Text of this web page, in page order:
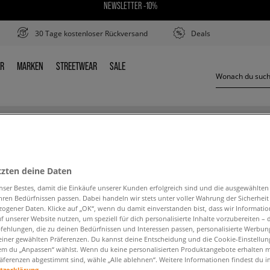
NEWSLETTER -10%
30 Tage kostenloser Rückversand Deals
MARKEN
MARKEN STREETWEAR
STREETWEAR SALE
SALE
den Suchbegriff. Versuche, weniger Filter zu
ZURÜCK ZUM SHOP
deine Daten
Bestes, damit die Einkäufe unserer Kunden erfolgreich sind und die
Bedürfnissen passen. Dabei handeln wir stets unter voller Wahrung der
Daten. Klicke auf „OK“, wenn du damit einverstanden bist, dass wir
unserer Website nutzen, um speziell für dich personalisierte Inhalte vorzubereiten –
die zu deinen Bedürfnissen und Interessen passen, personalisierte
gewählten Präferenzen. Du kannst deine Entscheidung und die Cookie-
du „Anpassen“ wählst. Wenn du keine personalisierten Produktangebote erhalten
abgestimmt sind, wähle „Alle ablehnen“. Weitere Informationen findest du